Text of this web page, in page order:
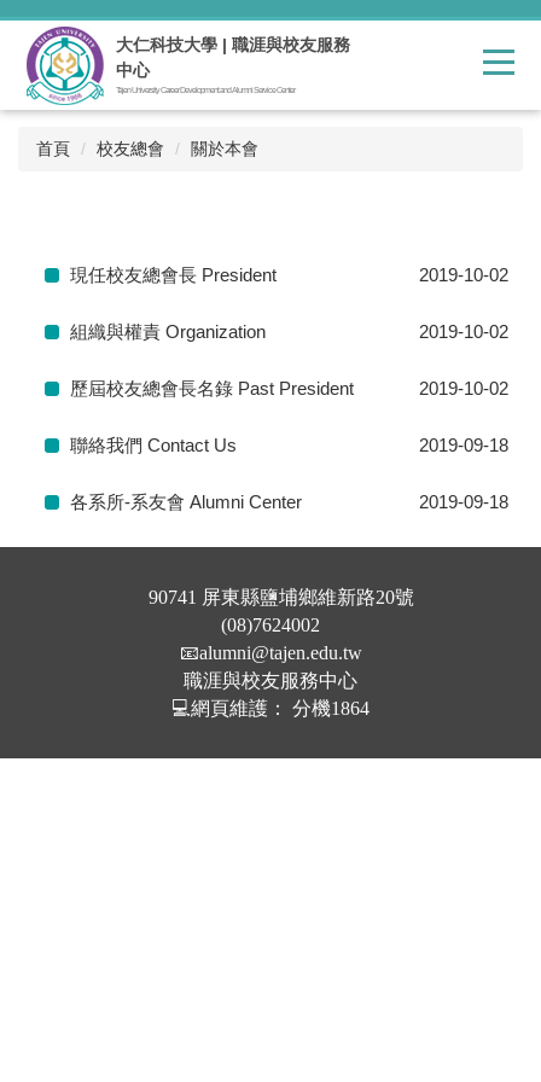
跳
主
要
內
大仁科技大學 | 職涯與校友服務
中心
Tajen University Career Development and Alumni Service Center
首頁 校友總會 關於本會
現任校友總會長 President 2019-10-02
組織與權責 Organization 2019-10-02
歷屆校友總會長名錄 Past President 2019-10-02
聯絡我們 Contact Us 2019-09-18
各系所-系友會 Alumni Center 2019-09-18
90741 屏東縣鹽埔鄉維新路20號
(08)7624002
📧alumni@tajen.edu.tw
職涯與校友服務中心
💻網頁維護： 分機1864